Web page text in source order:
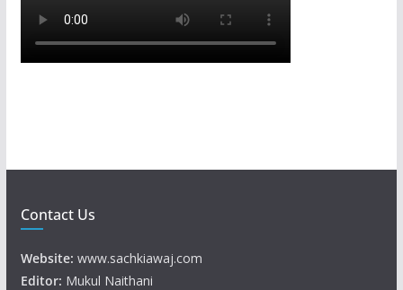
Contact Us
Website: www.sachkiawaj.com
Editor: Mukul Naithani